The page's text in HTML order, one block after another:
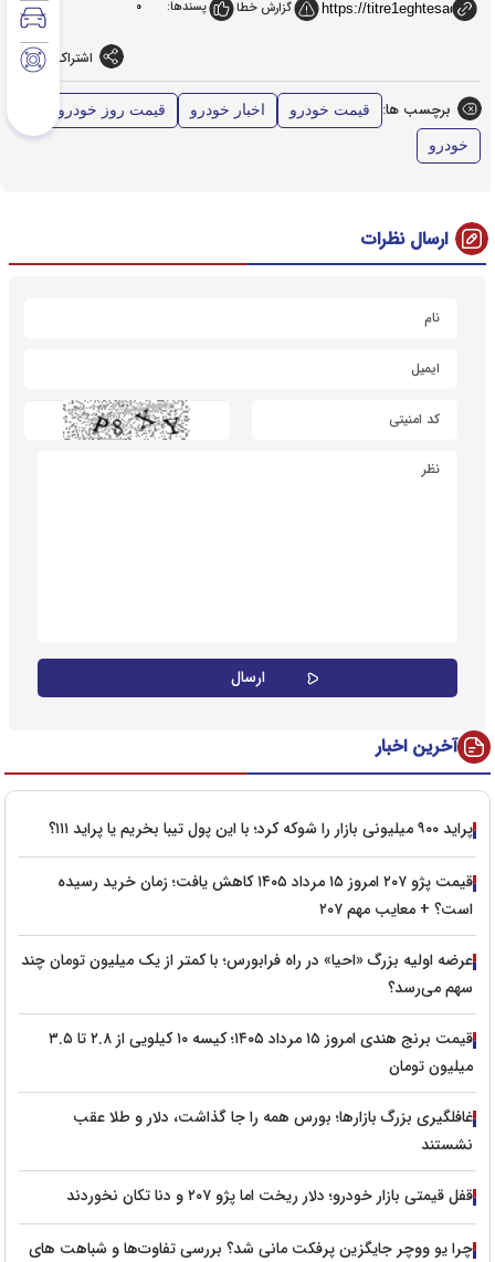
گزارش خطا پسندها: 0
اشتراک گذاری
برچسب ها: قیمت خودرو اخبار خودرو قیمت روز خودرو
خودرو
ارسال نظرات
آخرین اخبار
پراید ۹۰۰ میلیونی بازار را شوکه کرد؛ با این پول تیبا بخریم یا پراید ۱۱۱؟
قیمت پژو ۲۰۷ امروز ۱۵ مرداد ۱۴۰۵ کاهش یافت؛ زمان خرید رسیده
است؟ + معایب مهم ۲۰۷
عرضه اولیه بزرگ «احیا» در راه فرابورس؛ با کمتر از یک میلیون تومان چند
سهم می‌رسد؟
قیمت برنج هندی امروز ۱۵ مرداد ۱۴۰۵؛ کیسه ۱۰ کیلویی از ۲.۸ تا ۳.۵
میلیون تومان
غافلگیری بزرگ بازارها؛ بورس همه را جا گذاشت، دلار و طلا عقب
نشستند
قفل قیمتی بازار خودرو؛ دلار ریخت اما پژو ۲۰۷ و دنا تکان نخوردند
چرا یو ووچر جایگزین پرفکت مانی شد؟ بررسی تفاوت‌ها و شباهت های